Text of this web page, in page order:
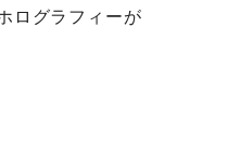
ログラフィーが